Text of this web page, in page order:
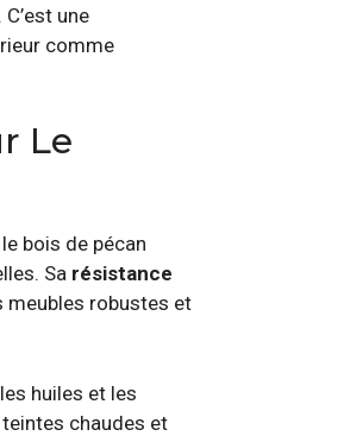
une
comme
Le
bois de pécan
Sa résistance
meubles robustes et
huiles et les
chaudes et